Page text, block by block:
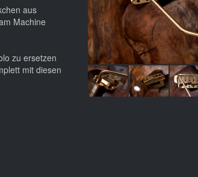
aus
Machine
zu ersetzen
mit diesen